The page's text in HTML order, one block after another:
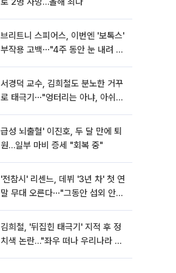
브리트니 스피어스, 이번엔 '보톡스'
부작용 고백⋯"4주 동안 눈 내려 앉
서경덕 교수, 김희철도 분노한 거꾸
로 태극기⋯"엉터리는 아냐, 아쉬울
급성 뇌출혈' 이진호, 두 달 만에 퇴
원…일부 마비 증세 "회복 중"
'전참시' 리센느, 데뷔 '3년 차' 첫 연
말 무대 오른다⋯"그동안 섭외 안
김희철, '뒤집힌 태극기' 지적 후 정
치색 논란…"좌우 떠나 우리나라 국